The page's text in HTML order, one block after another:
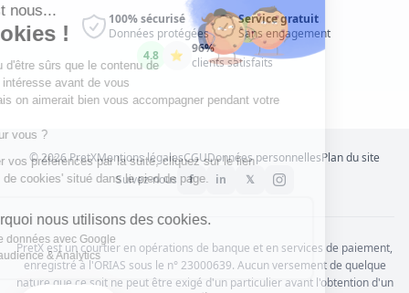
Salut c'est nous...
les Cookies !
On a attendu d'être sûrs que le contenu de
ce site vous intéresse avant de vous
déranger, mais on aimerait bien vous accompagner pendant votre
C'est OK pour vous ?
Pour modifier vos préférences par la suite, cliquez sur le lien
'Préférences de cookies' situé dans le pied de page.
Voici pourquoi nous utilisons des cookies.
Partage de données avec Google
Mesure d'audience & Analytics
100% sécurisé
Données protégées
Service gratuit
Sans engagement
4.8
⭐ 96%
clients satisfaits
©2026PretXMentions légalesCGUDonnées personnellesPlan du site
Suivez-nous
f in 𝕏
PretX est un courtier en opérations de banque et en services de paiement,
enregistré à l'ORIAS sous le n° 23000639. Aucun versement de quelque
nature que ce soit ne peut être exigé d'un particulier avant l'obtention d'un